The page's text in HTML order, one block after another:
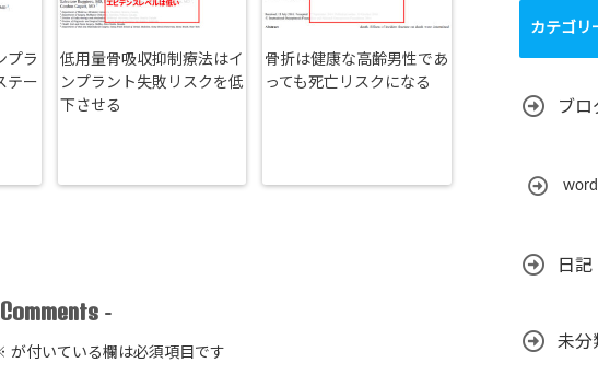
プラ
テー
低用量骨吸収抑制療法はイ
ンプラント失敗リスクを低
下させる
骨折は健康な高齢男性であ
っても死亡リスクになる
Comments -
が付いている欄は必須項目です
カテゴリ
ブロ
日記
未分